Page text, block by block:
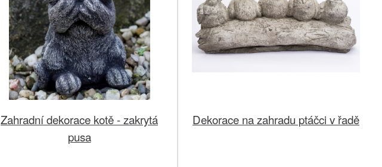
Zahradní dekorace kotě - zakrytá
pusa
Dekorace na zahradu ptáčci v řadě